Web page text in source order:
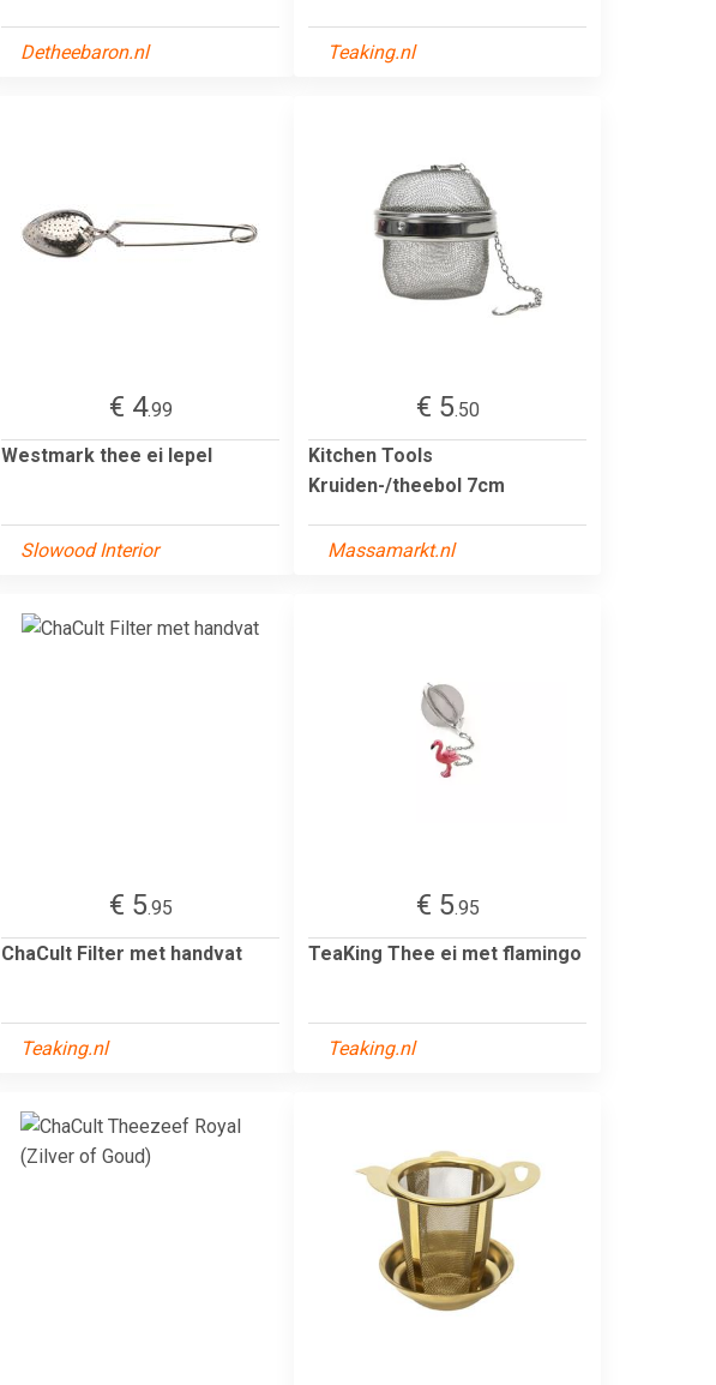
Detheebaron.nl Teaking.nl
€ 4.99
Westmark thee ei lepel
Slowood Interior
€ 5.50
Kitchen Tools
Kruiden-/theebol 7cm
Massamarkt.nl
€ 5.95
ChaCult Filter met handvat
Teaking.nl
€ 5.95
TeaKing Thee ei met flamingo
Teaking.nl